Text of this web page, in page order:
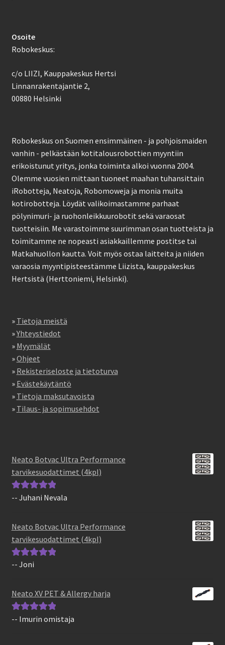
Osoite
Robokeskus:
c/o LIIZI, Kauppakeskus Hertsi
Linnanrakentajantie 2,
00880 Helsinki
Robokeskus on Suomen ensimmäinen - ja pohjoismaiden
vanhin - pelkästään kotitalousrobottien myyntiin
erikoistunut yritys, jonka toiminta alkoi vuonna 2004.
Olemme vuosien mittaan tuoneet maahan tuhansittain
iRobotteja, Neatoja, Robomoweja ja monia muita
kotirobotteja. Löydät valikoimastamme parhaat
pölynimuri- ja ruohonleikkuurobotit sekä varaosat
tuotteisiin. Me varastoimme suurimman osan tuotteista ja
toimitamme ne nopeasti asiakkaillemme postitse tai
Matkahuollon kautta. Voit myös ostaa laitteita ja niiden
varaosia myyntipisteestämme Liizista, kauppakeskus
Hertsistä (Herttoniemi, Helsinki).
» Tietoja meistä
»Yhteystiedot
» Myymälät
»Ohjeet
» Rekisteriseloste ja tietoturva
» Evästekäytäntö
» Tietoja maksutavoista
» Tilaus- ja sopimusehdot
Neato Botvac Ultra Performance
tarvikesuodattimet (4kpl)
Arvostelu
-- Juhani Nevala
Neato Botvac Ultra Performance
tarvikesuodattimet (4kpl)
Arvostelu
-- Joni
Neato XV PET & Allergy harja
Arvostelu
-- Imurin omistaja